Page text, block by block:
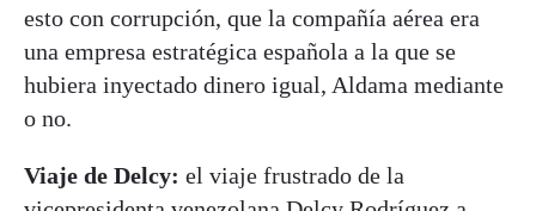
esto con corrupción, que la compañía aérea era
una empresa estratégica española a la que se
hubiera inyectado dinero igual, Aldama mediante
o no.
Viaje de Delcy: el viaje frustrado de la